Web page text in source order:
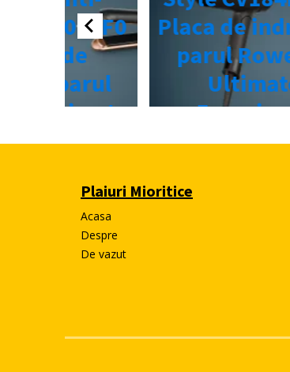
Plaiuri Mioritice
Acasa
Despre
De vazut